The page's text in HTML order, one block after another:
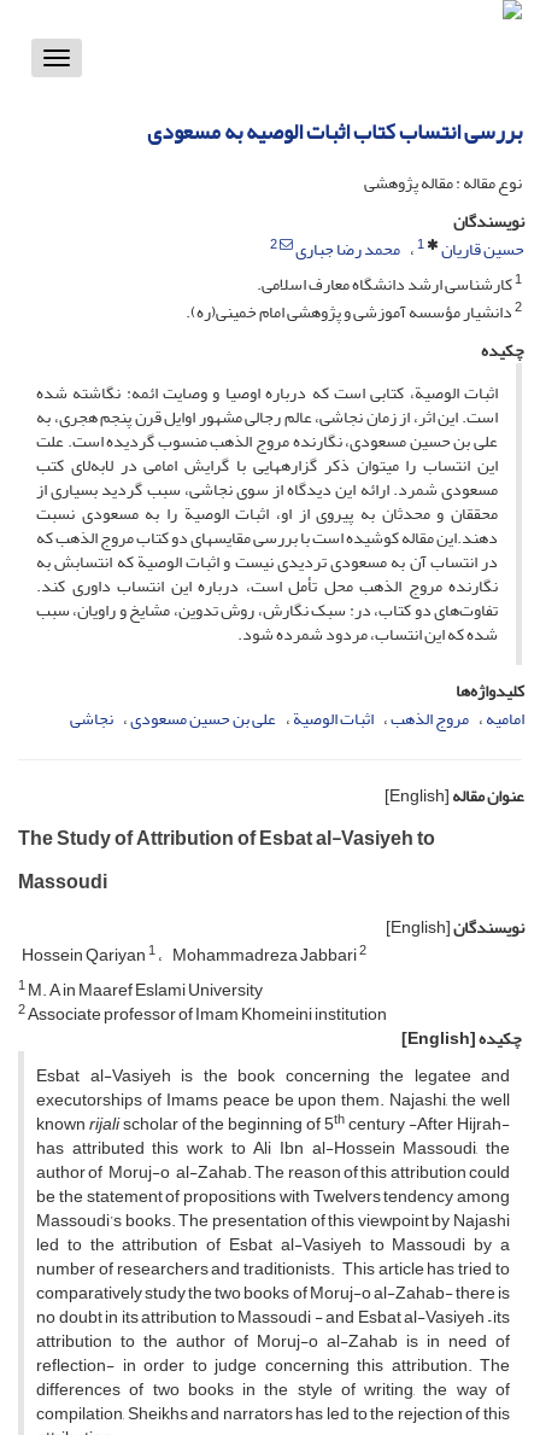
Toggle
بررسی انتساب کتاب اثبات الوصیه به مسعودی
نوع مقاله : مقاله پژوهشی
نویسندگان
حسین قاریان
1 محمد رضا جباری
2
1کارشناسی ارشد دانشگاه معارف اسلامی.
2دانشیار مؤسسه آموزشی و پژوهشی امام خمینی(ره).
چکیده
اثبات الوصیة، کتابی است که درباره اوصیا و وصایت ائمه: نگاشته شده
است. این اثر، از زمان نجاشی، عالم رجالی مشهور اوایل قرن پنجم هجری، به
علی بن حسین مسعودی، نگارنده مروج‌ الذهب منسوب گردیده است. علت
این انتساب را می­توان ذکر گزاره­هایی با گرایش امامی در لابه‌لای کتب
مسعودی شمرد. ارائه این دیدگاه از سوی نجاشی، سبب گردید بسیاری از
محققان و محدثان به پیروی از او، اثبات الوصیة را به مسعودی نسبت
دهند.این مقاله کوشیده است با بررسی مقایسه­ای دو کتاب مروج الذهب که
در انتساب آن به مسعودی تردیدی نیست و اثبات الوصیة که انتسابش به
نگارنده مروج الذهب محل تأمل است، درباره این انتساب داوری کند.
تفاوت‌های دو کتاب، در: سبک نگارش، روش تدوین، مشایخ و راویان، سبب
شده که این انتساب، مردود شمرده شود.
کلیدواژه‌ها
امامیه مروج الذهب اثبات الوصیة علی بن حسین مسعودی نجاشی
عنوان مقاله[English]
The Study of Attribution of Esbat al-Vasiyeh to
Massoudi
نویسندگان[English]
Hossein Qariyan1 Mohammadreza Jabbari2
1M. A in Maaref Eslami University
2Associate professor of Imam Khomeini institution
چکیده[English]
Esbat al-Vasiyeh is the book concerning the legatee and
executorships of Imams peace be upon them. Najashi, the well
knownrijalischolar of the beginning of 5thcentury -After Hijrah-
has attributed this work to Ali Ibn al-Hossein Massoudi, the
author of Moruj-o al-Zahab. The reason of this attribution could
be the statement of propositions with Twelvers tendency among
Massoudi’s books. The presentation of this viewpoint by Najashi
led to the attribution of Esbat al-Vasiyeh to Massoudi by a
number of researchers and traditionists. This article has tried to
comparatively study the two books of Moruj-o al-Zahab- there is
no doubt in its attribution to Massoudi - and Esbat al-Vasiyeh – its
attribution to the author of Moruj-o al-Zahab is in need of
reflection- in order to judge concerning this attribution. The
differences of two books in the style of writing, the way of
compilation, Sheikhs and narrators has led to the rejection of this